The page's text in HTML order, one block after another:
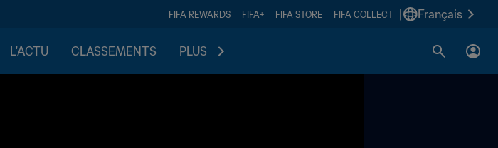
FIFA REWARDS FIFA+ FIFA STORE FIFA COLLECT Français
L'ACTU CLASSEMENTS PLUS